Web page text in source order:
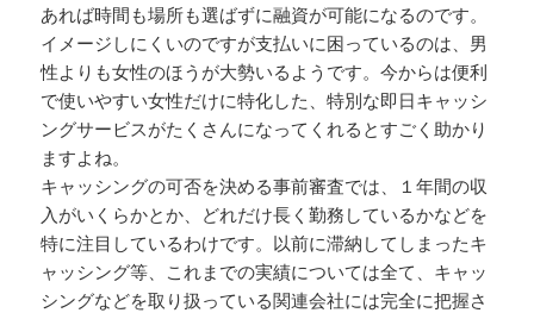
あれば時間も場所も選ばずに融資が可能になるのです。
イメージしにくいのですが支払いに困っているのは、男
性よりも女性のほうが大勢いるようです。今からは便利
で使いやすい女性だけに特化した、特別な即日キャッシ
ングサービスがたくさんになってくれるとすごく助かり
ますよね。
キャッシングの可否を決める事前審査では、１年間の収
入がいくらかとか、どれだけ長く勤務しているかなどを
特に注目しているわけです。以前に滞納してしまったキ
ャッシング等、これまでの実績については全て、キャッ
シングなどを取り扱っている関連会社には完全に把握さ